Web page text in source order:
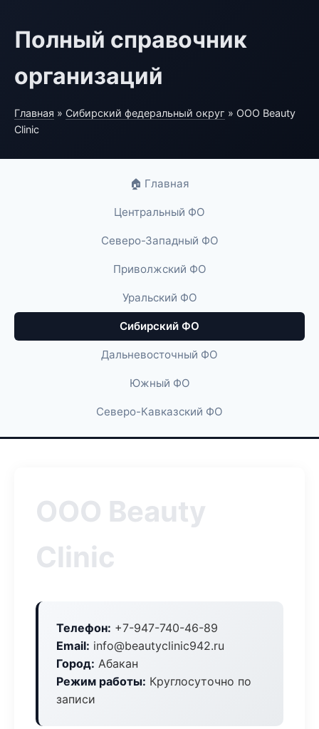
Полный справочник
организаций
Главная » Сибирский федеральный округ » ООО Beauty
Clinic
🏠 Главная
Центральный ФО
Северо-Западный ФО
Приволжский ФО
Уральский ФО
Сибирский ФО
Дальневосточный ФО
Южный ФО
Северо-Кавказский ФО
ООО Beauty
Clinic
Телефон: +7-947-740-46-89
Email: info@beautyclinic942.ru
Город: Абакан
Режим работы: Круглосуточно по
записи